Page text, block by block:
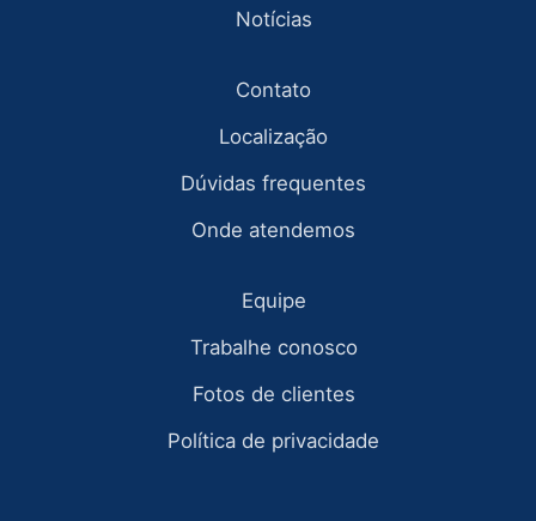
Notícias
Contato
Localização
Dúvidas frequentes
Onde atendemos
Equipe
Trabalhe conosco
Fotos de clientes
Política de privacidade